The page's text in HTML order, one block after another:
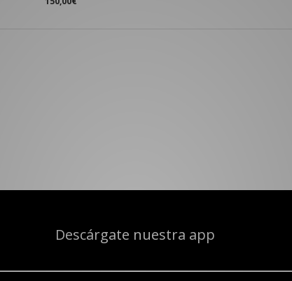
Descárgate nuestra app